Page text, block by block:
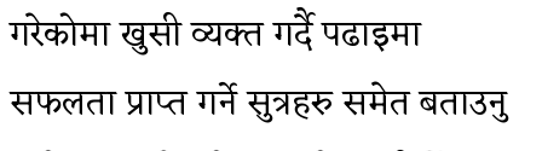
गरेकोमा खुसी व्यक्त गर्दै पढाइमा
सफलता प्राप्त गर्ने सुत्रहरु समेत बताउनु